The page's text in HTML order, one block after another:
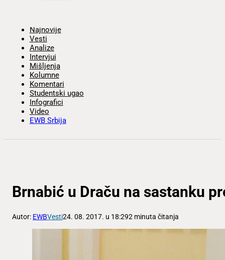
Najnovije
Vesti
Analize
Intervjui
Mišljenja
Kolumne
Komentari
Studentski ugao
Infografici
Video
EWB Srbija
Brnabić u Draču na sastanku
Autor: EWBVesti24. 08. 2017. u 18:292 minuta čitanja